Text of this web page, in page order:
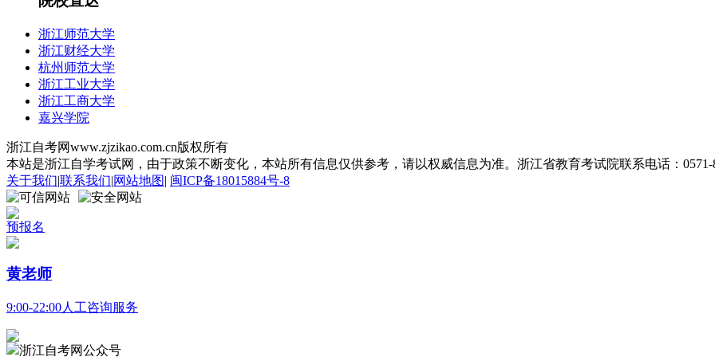
浙江师范大学
浙江财经大学
杭州师范大学
浙江工业大学
浙江工商大学
嘉兴学院
浙江自考网www.zjzikao.com.cn版权所有
本站是浙江自学考试网，由于政策不断变化，本站所有信息仅供参考，请以权威信息为准。浙江省教育考试院联系电话：0571-
关于我们|联系我们|网站地图| 闽ICP备18015884号-8
预报名
黄老师
9:00-22:00人工咨询服务
浙江自考网公众号